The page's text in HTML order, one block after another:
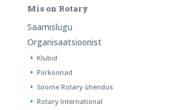
Mis on Rotary
Saamislugu
Organisaatsioonist
Klubid
Piirkonnad
Soome Rotary ühendus
Rotary International